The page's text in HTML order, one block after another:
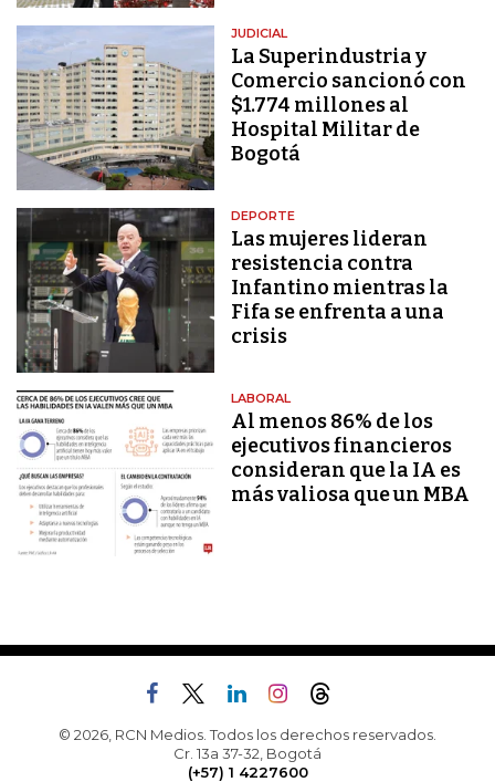
JUDICIAL
La Superindustria y
Comercio sancionó con
$1.774 millones al
Hospital Militar de
Bogotá
DEPORTE
Las mujeres lideran
resistencia contra
Infantino mientras la
Fifa se enfrenta a una
crisis
LABORAL
Al menos 86% de los
ejecutivos financieros
consideran que la IA es
más valiosa que un MBA
© 2026, RCN Medios. Todos los derechos reservados.
Cr. 13a 37-32, Bogotá
(+57) 1 4227600